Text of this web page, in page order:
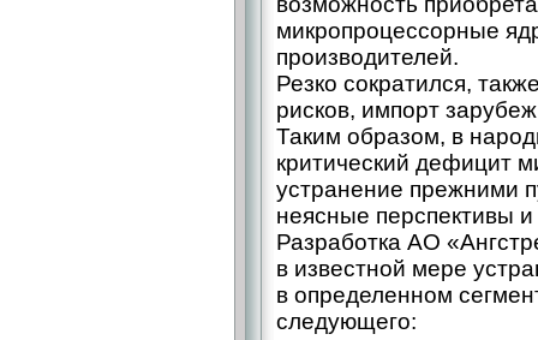
микропроцессорные
производителей.
Резко сократился,
рисков, импорт
Таким образом, в
критический дефицит
устранение прежними
неясные перспективы и
Разработка АО
в известной мере
в определенном
следующего: